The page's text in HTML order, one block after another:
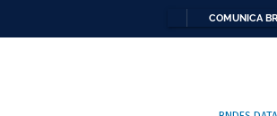
COMUNICA BR